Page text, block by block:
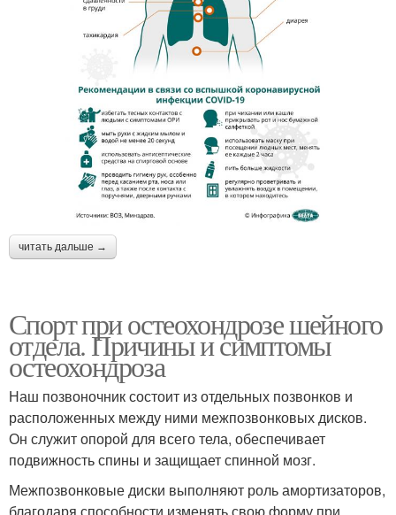
читать дальше →
Спорт при остеохондрозе шейного
отдела. Причины и симптомы
остеохондроза
Наш позвоночник состоит из отдельных позвонков и
расположенных между ними межпозвонковых дисков.
Он служит опорой для всего тела, обеспечивает
подвижность спины и защищает спинной мозг.
Межпозвонковые диски выполняют роль амортизаторов,
благодаря способности изменять свою форму при